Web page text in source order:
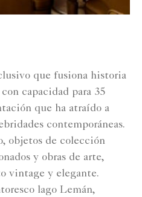
que fusiona historia
capacidad para 35
que ha atraído a
contemporáneas.
objetos de colección
y obras de arte,
vintage y elegante.
lago Lemán,